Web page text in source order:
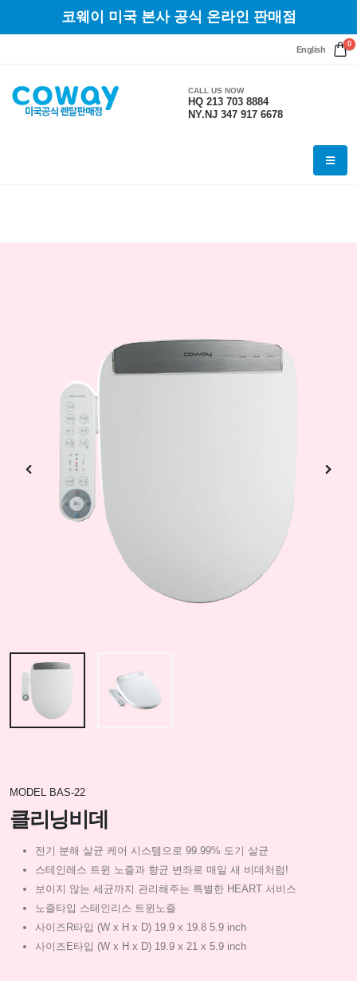
코웨이 미국 본사 공식 온라인 판매점
English
0
CALL US NOW
HQ 213 703 8884
NY.NJ 347 917 6678
MODEL BAS-22
클리닝비데
전기 분해 살균 케어 시스템으로 99.99% 도기 살균
스테인레스 트윈 노즐과 향균 변좌로 매일 새 비데처럼!
보이지 않는 세균까지 관리해주는 특별한 HEART 서비스
노즐타입 스테인리스 트윈노즐
사이즈R타입 (W x H x D) 19.9 x 19.8 5.9 inch
사이즈E타입 (W x H x D) 19.9 x 21 x 5.9 inch